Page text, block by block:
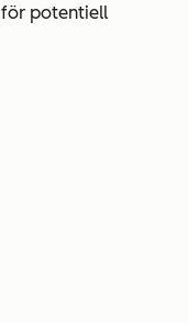
för potentiell